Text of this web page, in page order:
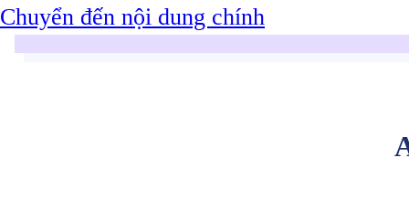
Chuyển đến nội dung chính